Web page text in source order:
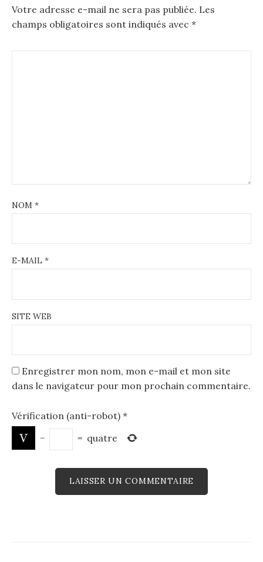
Votre adresse e-mail ne sera pas publiée. Les
champs obligatoires sont indiqués avec *
NOM *
E-MAIL *
SITE WEB
Enregistrer mon nom, mon e-mail et mon site
dans le navigateur pour mon prochain commentaire.
Vérification (anti-robot) *
−
= quatre